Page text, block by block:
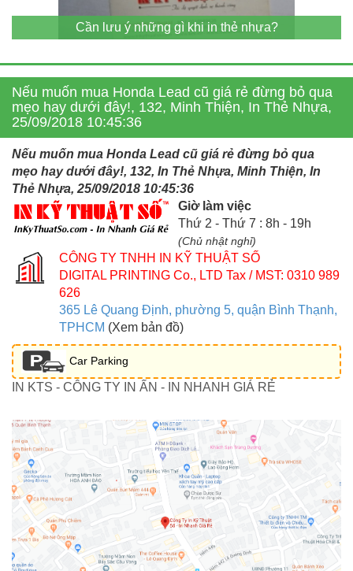
Cần lưu ý những gì khi in thẻ nhựa?
Nếu muốn mua Honda Lead cũ giá rẻ đừng bỏ qua
mẹo hay dưới đây!, 132, Minh Thiện, In Thẻ Nhựa,
25/09/2018 10:45:36
Nếu muốn mua Honda Lead cũ giá rẻ đừng bỏ qua
mẹo hay dưới đây!, 132, In Thẻ Nhựa, Minh Thiện, In
Thẻ Nhựa, 25/09/2018 10:45:36
Giờ làm việc
Thứ 2 - Thứ 7 : 8h - 19h
(Chủ nhật nghỉ)
CÔNG TY TNHH IN KỸ THUẬT SỐ
DIGITAL PRINTING Co., LTD Tax / MST: 0310 989
626
365 Lê Quang Định, phường 5, quận Bình Thạnh,
TPHCM (Xem bản đồ)
Car Parking
IN KTS - CÔNG TY IN ẤN - IN NHANH GIÁ RẺ